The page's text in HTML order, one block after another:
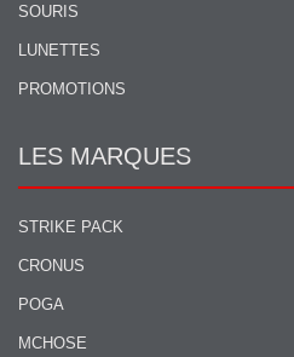
SOURIS
LUNETTES
PROMOTIONS
LES MARQUES
STRIKE PACK
CRONUS
POGA
MCHOSE